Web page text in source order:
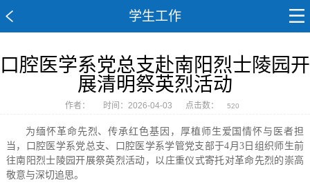
学生工作
口腔医学系党总支赴南阳烈士陵园开
展清明祭英烈活动
作者： 时间：2026-04-03 点击数： 520
为缅怀革命先烈、传承红色基因，厚植师生爱国情怀与医者担
当，口腔医学系党总支、口腔医学系学管党支部于4月3日组织师生前
往南阳烈士陵园开展祭英烈活动，以庄重仪式寄托对革命先烈的崇高
敬意与深切追思。